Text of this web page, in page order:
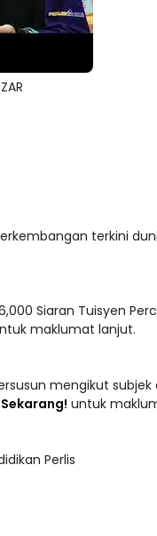
terkini
Siaran Tuisyen
maklumat lanjut.
mengikut subjek
untuk
Perlis